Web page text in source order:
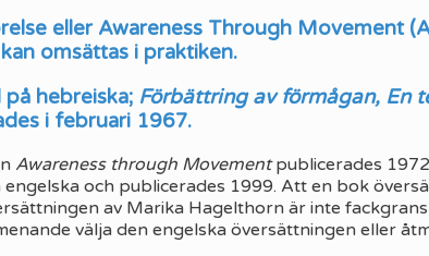
eller Awareness Through Movement
omsättas i praktiken.
hebreiska; Förbättring av förmågan, En
i februari 1967.
Awareness through Movementpublicerades
och publicerades 1999. Att en bok
av Marika Hagelthorn är inte
välja den engelska översättningen eller